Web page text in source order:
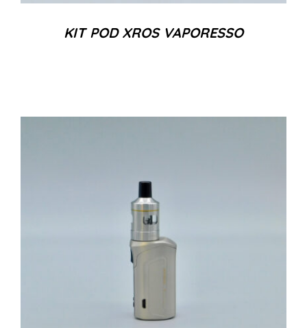
KIT POD XROS VAPORESSO